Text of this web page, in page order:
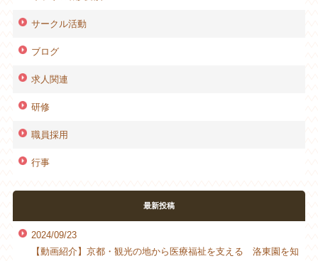
サークル活動
ブログ
求人関連
研修
職員採用
行事
最新投稿
2024/09/23
【動画紹介】京都・観光の地から医療福祉を支える 洛東園を知